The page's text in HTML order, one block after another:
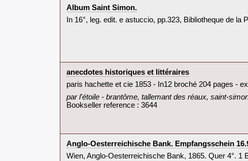
‎Album Saint Simon.‎
‎In 16°, leg. edit. e astuccio, pp.323, Bibliotheque de la
‎anecdotes historiques et littéraires‎
‎paris hachette et cie 1853 - In12 broché 204 pages -
‎par l'étoile - brantôme, tallemant des réaux, saint-
Bookseller reference : 3644
‎Anglo-Oesterreichische Bank. Empfangsschein
‎Wien, Anglo-Oesterreichische Bank, 1865. Quer 4°. 1